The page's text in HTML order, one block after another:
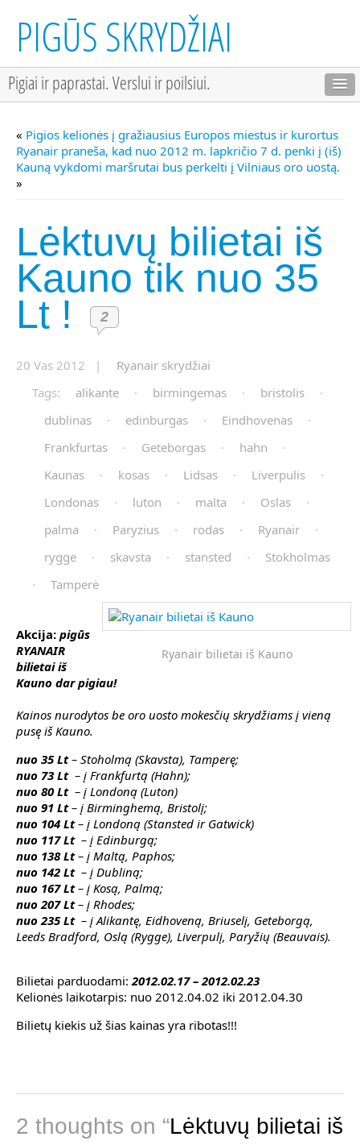
PIGŪS SKRYDŽIAI
Pigiai ir paprastai. Verslui ir poilsiui.
« Pigios kelionės į gražiausius Europos miestus ir kurortus
Ryanair praneša, kad nuo 2012 m. lapkričio 7 d. penki į (iš)
Kauną vykdomi maršrutai bus perkelti į Vilniaus oro uostą.
»
Lėktuvų bilietai iš
Kauno tik nuo 35
Lt !
2
20 Vas 2012 |
Ryanair skrydžiai
Tags:
alikante · birmingemas · bristolis
·
dublinas
· edinburgas · Eindhovenas
·
Frankfurtas
· Geteborgas · hahn
·
Kaunas
· kosas · Lidsas · Liverpulis
·
Londonas
· luton · malta · Oslas
·
palma
· Paryzius · rodas · Ryanair
·
rygge
· skavsta · stansted ·
Stokholmas
·
Tamperė
Ryanair bilietai iš Kauno
Akcija: pigūs
RYANAIR
bilietai iš
Kauno dar pigiau!
Kainos nurodytos be oro uosto mokesčių skrydžiams į vieną
pusę iš Kauno.
nuo 35 Lt– Stoholmą (Skavsta), Tamperę;
nuo 73 Lt– į Frankfurtą (Hahn);
nuo 80 Lt– į Londoną (Luton)
nuo 91 Lt– į Birminghemą, Bristolį;
nuo 104 Lt– į Londoną (Stansted ir Gatwick)
nuo 117 Lt– į Edinburgą;
nuo 138 Lt– į Maltą, Paphos;
nuo 142 Lt– į Dubliną;
nuo 167 Lt– į Kosą, Palmą;
nuo 207 Lt– į Rhodes;
nuo 235 Lt– į Alikantę, Eidhoveną, Briuselį, Geteborgą,
Leeds Bradford, Oslą (Rygge), Liverpulį, Paryžių (Beauvais).
Bilietai parduodami:2012.02.17 – 2012.02.23
Kelionės laikotarpis: nuo 2012.04.02 iki 2012.04.30
Bilietų kiekis už šias kainas yra ribotas!!!
2 thoughts on “Lėktuvų bilietai iš